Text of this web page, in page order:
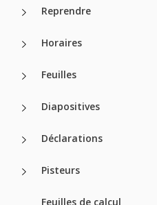
Reprendre
Horaires
Feuilles
Diapositives
Déclarations
Pisteurs
Feuilles de calcul